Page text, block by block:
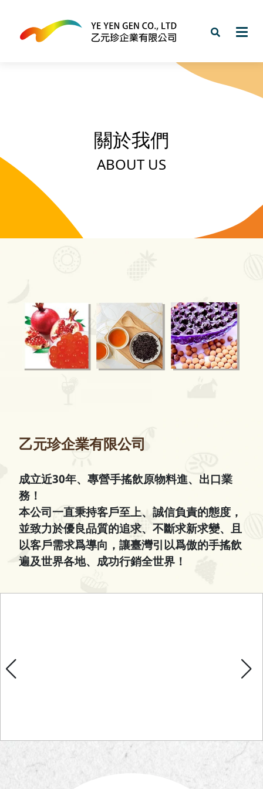
關於我們
ABOUT US
乙元珍企業有限公司
成立近30年、專營手搖飲原物料進、出口業
務！
本公司一直秉持客戶至上、誠信負責的態度，
並致力於優良品質的追求、不斷求新求變、且
以客戶需求爲導向，讓臺灣引以爲傲的手搖飲
遍及世界各地、成功行銷全世界！